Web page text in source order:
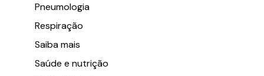
Pneumologia
Respiração
Saiba mais
Saúde e nutrição